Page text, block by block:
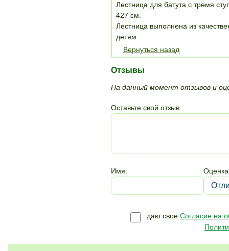
Лестница для батута с тремя
427 см.
Лестница выполнена из
детям.
Вернуться назад
Отзывы
На данный момент отзывов и
Оставьте свой отзыв:
Имя:
даю свое Согласие на